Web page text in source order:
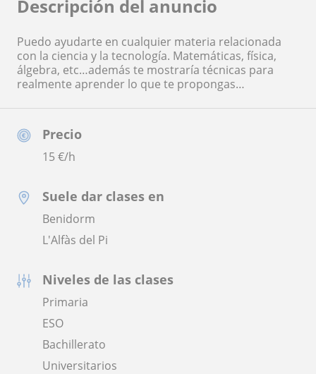
Precio
15€/h
Suele dar clases en
Benidorm
L'Alfàs del Pi
Niveles de las clases
Primaria
ESO
Bachillerato
Universitarios
Descripción del anuncio
Puedo ayudarte en cualquier materia relacionada
con la ciencia y la tecnología. Matemáticas, física,
álgebra, etc…además te mostraría técnicas para
realmente aprender lo que te propongas…